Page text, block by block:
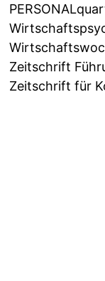
Zeitschrift
Zeitschrift für